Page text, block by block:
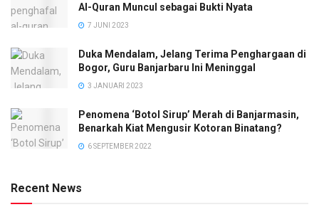
Al-Quran Muncul sebagai Bukti Nyata
7 JUNI 2023
Duka Mendalam, Jelang Terima Penghargaan di
Bogor, Guru Banjarbaru Ini Meninggal
3 JANUARI 2023
Penomena ‘Botol Sirup’ Merah di Banjarmasin,
Benarkah Kiat Mengusir Kotoran Binatang?
6 SEPTEMBER 2022
Recent News